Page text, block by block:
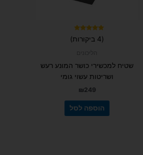
5.00
(4 ביקורות)
שטיח למכשירי כושר המונע רעש
ושריטות עשוי גומי
₪249
הוספה לסל